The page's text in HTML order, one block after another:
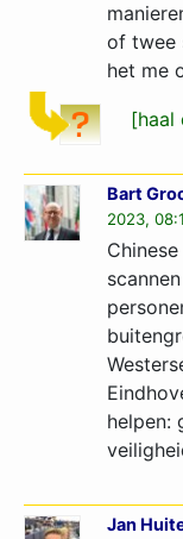
of twee
het me
[haal
Bart
2023,
helpen:
Jan